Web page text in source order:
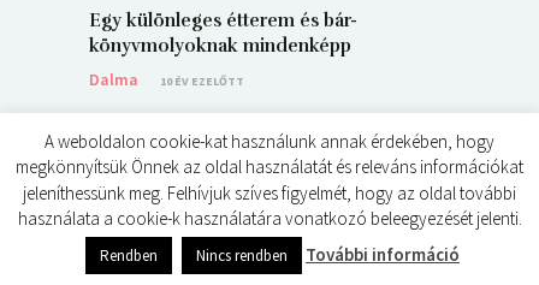
Egy különleges étterem és bár-
könyvmolyoknak mindenképp
Dalma
10 ÉV EZELŐTT
© ÉDES KIS KÖNYVKRITIKÁK 2024
A weboldalon cookie-kat használunk annak érdekében, hogy
megkönnyítsük Önnek az oldal használatát és releváns információkat
jeleníthessünk meg. Felhívjuk szíves figyelmét, hogy az oldal további
használata a cookie-k használatára vonatkozó beleegyezését jelenti.
Rendben Nincs rendben További információ